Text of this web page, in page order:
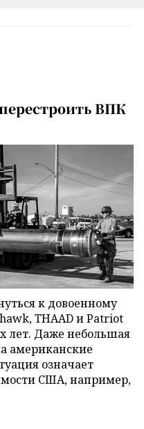
ВПК
к довоенному
THAAD и Patriot
лет. Даже небольшая
американские
означает
США, например,